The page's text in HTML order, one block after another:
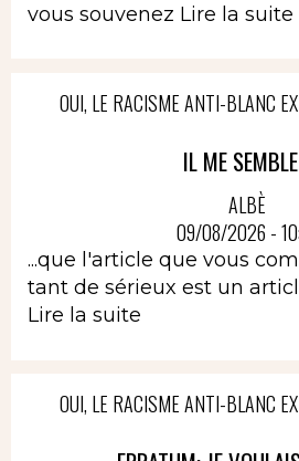
vous souvenez Lire la suite
OUI, LE RACISME ANTI-BLANC
IL ME
ALBÈ
09/08/2026 -
...que l'article que vous
tant de sérieux est un
Lire la suite
OUI, LE RACISME ANTI-BLANC